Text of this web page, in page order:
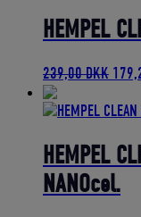
HEMPEL
239,00DKK Den
pris
HEMPEL
NANOcel.